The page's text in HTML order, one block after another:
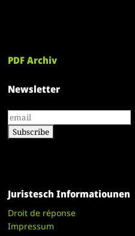
PDF Archiv
Newsletter
Juristesch Informatiounen
Droit de réponse
Impressum